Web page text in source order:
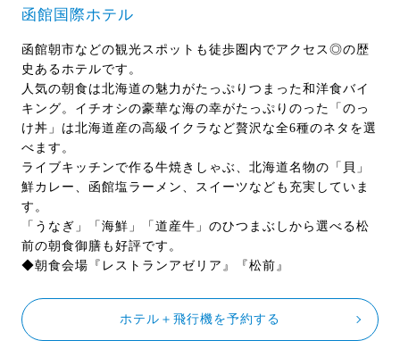
函館国際ホテル
函館朝市などの観光スポットも徒歩圏内でアクセス◎の歴
史あるホテルです。
人気の朝食は北海道の魅力がたっぷりつまった和洋食バイ
キング。イチオシの豪華な海の幸がたっぷりのった「のっ
け丼」は北海道産の高級イクラなど贅沢な全6種のネタを選
べます。
ライブキッチンで作る牛焼きしゃぶ、北海道名物の「貝」
鮮カレー、函館塩ラーメン、スイーツなども充実していま
す。
「うなぎ」「海鮮」「道産牛」のひつまぶしから選べる松
前の朝食御膳も好評です。
◆朝食会場『レストランアゼリア』『松前』
ホテル＋飛行機を予約する